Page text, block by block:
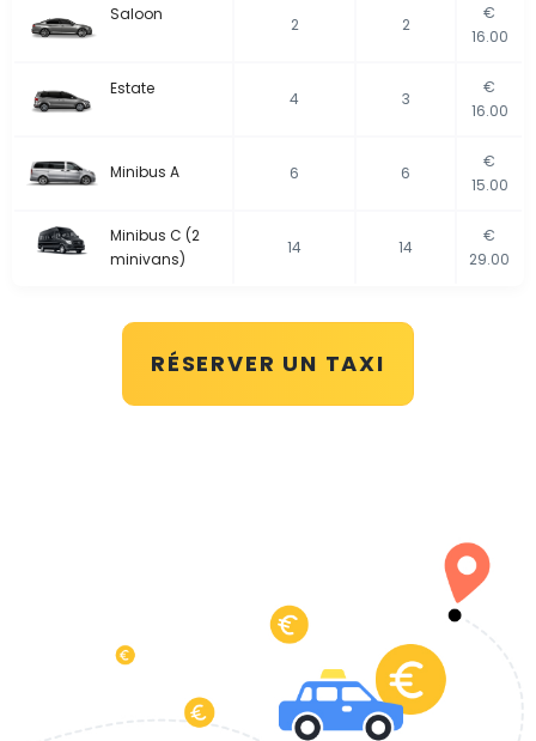
Saloon
2 2
€
16.00
Estate
4 3
€
16.00
Minibus A 6 6
€
15.00
Minibus C (2
minivans)
14 14
€
29.00
RÉSERVER UN TAXI